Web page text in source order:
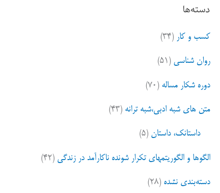
ج
ا
دسته‌ها
کسب و کار (۳۴)
روان شناسی (۵۱)
دوره شکار مساله (۷۰)
متن های شبه ادبی،شبه ترانه (۴۳)
داستانک، داستان (۵)
الگوها و الگوریتمهای تکرار شونده ناکارآمد در زندگی (۴۲)
دسته‌بندی نشده (۲۸)